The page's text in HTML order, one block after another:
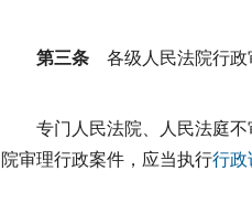
第三条 各级人民法院行政
专门人民法院、人民法庭
院审理行政案件，应当执行行政